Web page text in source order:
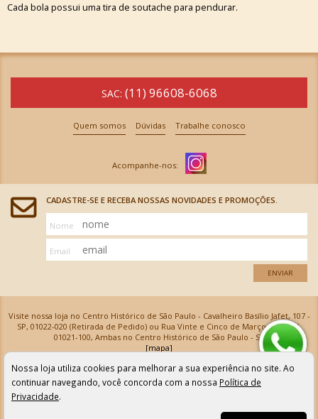
Cada bola possui uma tira de soutache para pendurar.
SAC: (11) 96608-6068
Quem somos Dúvidas Trabalhe conosco
CADASTRE-SE E RECEBA NOSSAS NOVIDADES E PROMOÇÕES.
Nome
Email
ENVIAR
Visite nossa loja no Centro Histórico de São Paulo - Cavalheiro Basílio Jafet, 107 -
SP, 01022-020 (Retirada de Pedido) ou Rua Vinte e Cinco de Março, 576 - SP,
01021-100, Ambas no Centro Histórico de São Paulo - SP
[mapa]
Armarinhos Santa Cecília Ltda | CNPJ: 61.069.639/0001-18
Os preços e as condições de pagamento apresentadas na loja virtual não valem para nossa loja física e
podem sofrer alterações sem aviso prévio. Vendas com cartão de crédito sujeitas a análise e
confirmação de dados.
Nossa loja utiliza cookies para melhorar a sua experiência no site. Ao
continuar navegando, você concorda com a nossa Política de
Privacidade.